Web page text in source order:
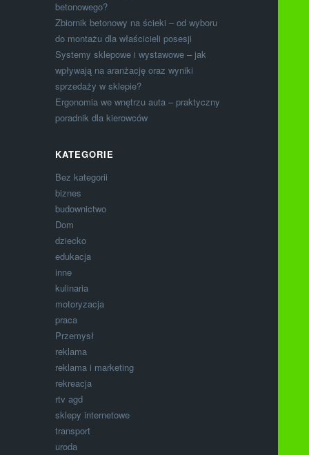
betonowego?
Zbiornik betonowy na ścieki – od wyboru
do montażu dla właścicieli posesji
Systemy sklepowe i wystawowe – jak
wpływają na aranżację oraz wyniki
sprzedaży w sklepie?
Ergonomia we wnętrzu auta – praktyczny
poradnik dla kierowców
KATEGORIE
Bez kategorii
biznes
budownictwo
Dom
dziecko
edukacja
inne
kulinaria
motoryzacja
praca
Przemysł
reklama
reklama i marketing
rekreacja
rtv agd
sklepy internetowe
transport
uroda